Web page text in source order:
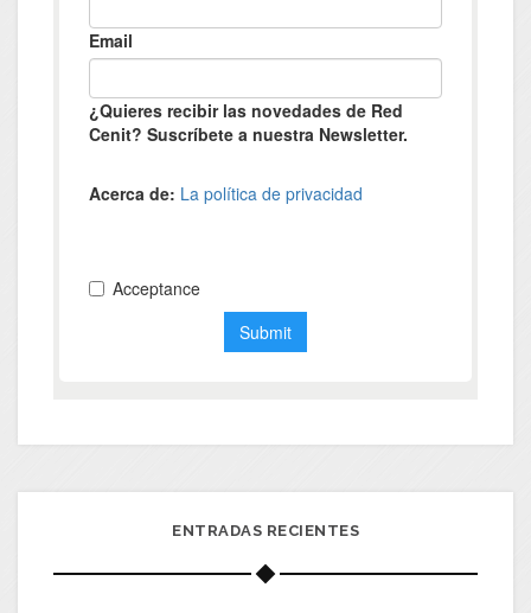
ENTRADAS RECIENTES